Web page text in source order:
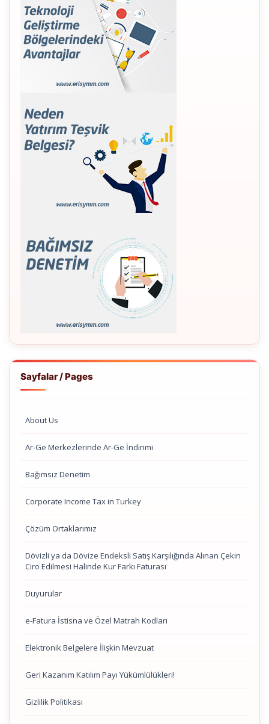
Sayfalar / Pages
About Us
Ar-Ge Merkezlerinde Ar-Ge İndirimi
Bağımsız Denetim
Corporate Income Tax in Turkey
Çözüm Ortaklarımız
Dövizli ya da Dövize Endeksli Satış Karşılığında Alınan Çekin
Ciro Edilmesi Halinde Kur Farkı Faturası
Duyurular
e-Fatura İstisna ve Özel Matrah Kodları
Elektronik Belgelere İlişkin Mevzuat
Geri Kazanım Katılım Payı Yükümlülükleri!
Gizlilik Politikası